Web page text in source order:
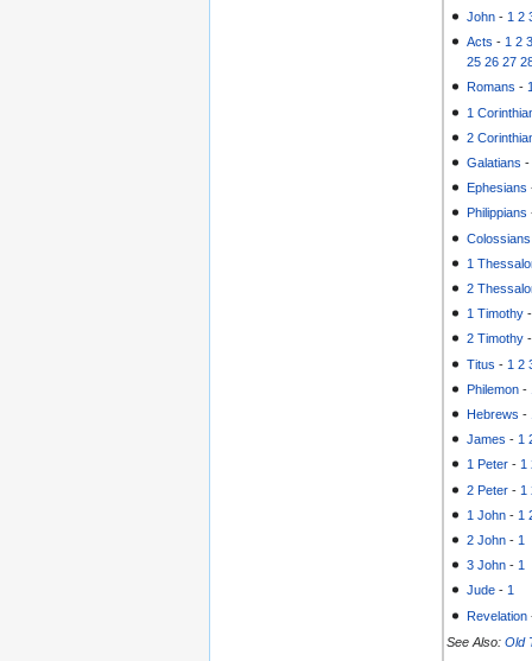
John - 1 2
Acts - 1 2
25 26 27
Romans -
1
2
Galatians
Ephesians
Philippians
Colossians
1
2
1 Timothy
2 Timothy
Titus - 1 2
Philemon -
Hebrews -
James - 1
1 Peter - 1
2 Peter - 1
1 John - 1
2 John - 1
3 John - 1
Jude -1
Revelation
See Also: Old